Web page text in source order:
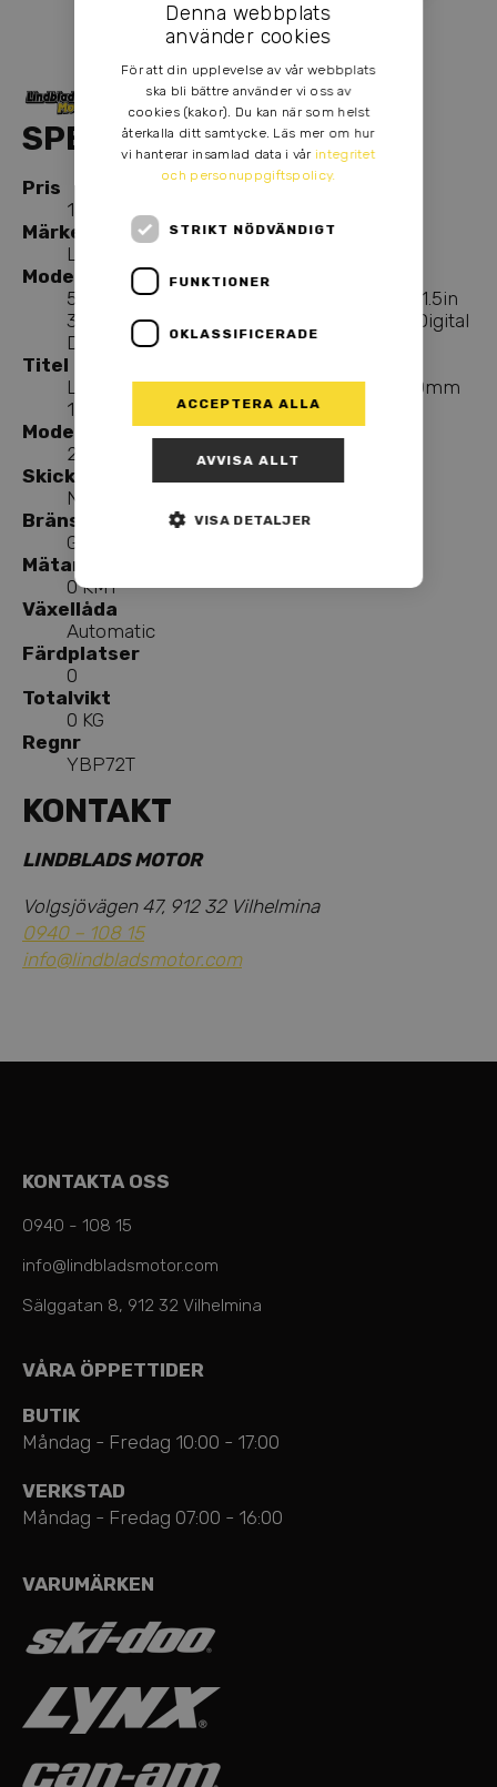
SPECIFIKATION
Pris
153 900,00 kr
Märke
Lynx
Modell
59 Ranger Core 600 ACE 154in 3900mm 1.5in
38mm Cobra Silent Track Electric 4.5 in. Digital
Display White / Black FJTB
Titel
Lynx 59 Ranger Core 600 ACE 154in 3900mm
1.5in 38m
Modellår
2026
Skick
New
Bränsle
Gasoline
Mätarställning
0 KMT
Växellåda
Automatic
Färdplatser
0
Totalvikt
0 KG
Regnr
YBP72T
KONTAKT
LINDBLADS MOTOR
Volgsjövägen 47, 912 32 Vilhelmina
0940 – 108 15
info@lindbladsmotor.com
KONTAKTA OSS
0940 - 108 15
info@lindbladsmotor.com
Sälggatan 8, 912 32 Vilhelmina
VÅRA ÖPPETTIDER
BUTIK
Måndag - Fredag 10:00 - 17:00
VERKSTAD
Måndag - Fredag 07:00 - 16:00
VARUMÄRKEN
Denna webbplats
använder cookies
För att din upplevelse av vår webbplats
ska bli bättre använder vi oss av
cookies (kakor). Du kan när som helst
återkalla ditt samtycke. Läs mer om hur
vi hanterar insamlad data i vår integritet
och personuppgiftspolicy.
STRIKT NÖDVÄNDIGT
FUNKTIONER
OKLASSIFICERADE
ACCEPTERA ALLA
AVVISA ALLT
VISA DETALJER